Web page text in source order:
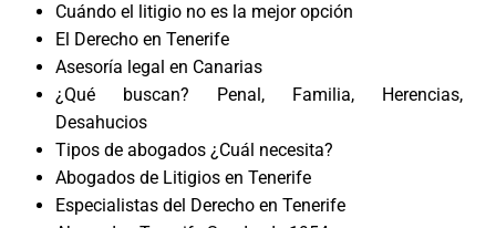
Cuándo el litigio no es la mejor opción
El Derecho en Tenerife
Asesoría legal en Canarias
¿Qué buscan? Penal, Familia, Herencias,
Desahucios
Tipos de abogados ¿Cuál necesita?
Abogados de Litigios en Tenerife
Especialistas del Derecho en Tenerife